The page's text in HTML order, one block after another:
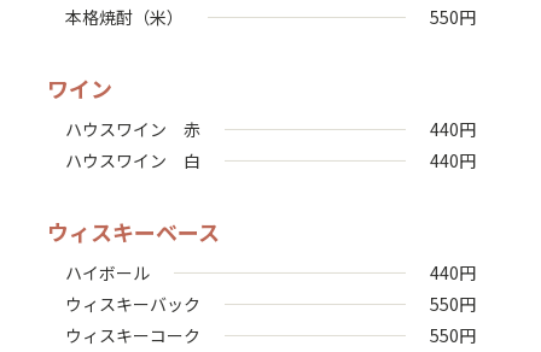
本格焼酎（米）
550円
ワイン
ハウスワイン 赤 440円
ハウスワイン 白
440円
ウィスキーベース
ハイボール 440円
ウィスキーバック
550円
ウィスキーコーク
550円